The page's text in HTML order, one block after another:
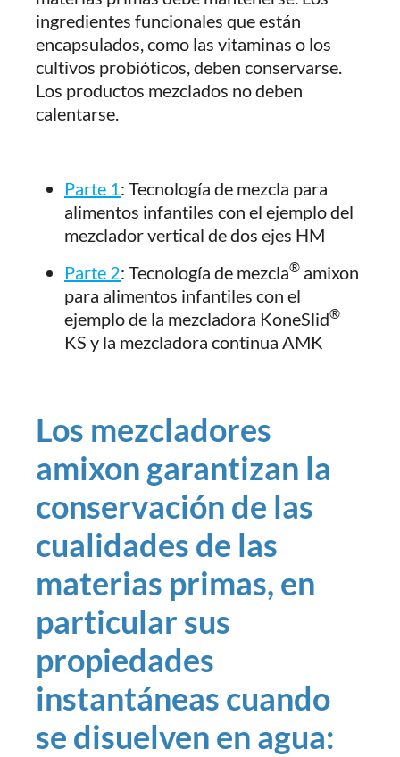
ingredientes funcionales que están
encapsulados, como las vitaminas o los
cultivos probióticos, deben conservarse.
Los productos mezclados no deben
calentarse.
Parte 1 : Tecnología de mezcla para
alimentos infantiles con el ejemplo del
mezclador vertical de dos ejes HM
Parte 2: Tecnología de mezcla® amixon
para alimentos infantiles con el
ejemplo de la mezcladora KoneSlid®
KS y la mezcladora continua AMK
Los mezcladores
amixon garantizan la
conservación de las
cualidades de las
materias primas, en
particular sus
propiedades
instantáneas cuando
se disuelven en agua: